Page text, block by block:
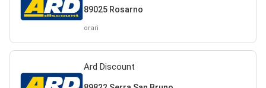
89025 Rosarno
orari
Ard Discount